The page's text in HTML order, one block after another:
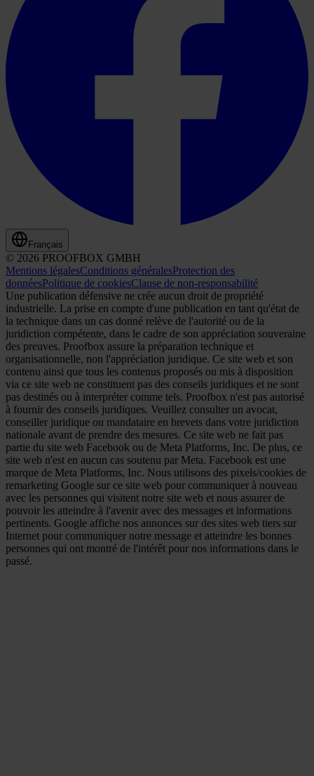
Français
© 2026 PROOFBOX GMBH
Mentions légalesConditions généralesProtection des
donnéesPolitique de cookiesClause de non-responsabilité
Une publication défensive ne crée aucun droit de propriété
industrielle. La prise en compte d'une publication en tant qu'état de
la technique dans un cas donné relève de l'autorité ou de la
juridiction compétente, dans le cadre de son appréciation souveraine
des preuves. Proofbox assure la préparation technique et
organisationnelle, non l'appréciation juridique. Ce site web et son
contenu ainsi que tous les contenus proposés ou mis à disposition
via ce site web ne constituent pas des conseils juridiques et ne sont
pas destinés ou à interpréter comme tels. Proofbox n'est pas autorisé
à fournir des conseils juridiques. Veuillez consulter un avocat,
conseiller juridique ou mandataire en brevets dans votre juridiction
nationale avant de prendre des mesures. Ce site web ne fait pas
partie du site web Facebook ou de Meta Platforms, Inc. De plus, ce
site web n'est en aucun cas soutenu par Meta. Facebook est une
marque de Meta Platforms, Inc. Nous utilisons des pixels/cookies de
remarketing Google sur ce site web pour communiquer à nouveau
avec les personnes qui visitent notre site web et nous assurer de
pouvoir les atteindre à l'avenir avec des messages et informations
pertinents. Google affiche nos annonces sur des sites web tiers sur
Internet pour communiquer notre message et atteindre les bonnes
personnes qui ont montré de l'intérêt pour nos informations dans le
passé.